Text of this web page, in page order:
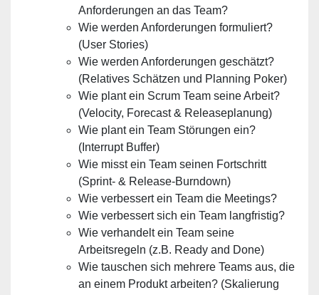
Anforderungen an das Team?
Wie werden Anforderungen formuliert?
(User Stories)
Wie werden Anforderungen geschätzt?
(Relatives Schätzen und Planning Poker)
Wie plant ein Scrum Team seine Arbeit?
(Velocity, Forecast & Releaseplanung)
Wie plant ein Team Störungen ein?
(Interrupt Buffer)
Wie misst ein Team seinen Fortschritt
(Sprint- & Release-Burndown)
Wie verbessert ein Team die Meetings?
Wie verbessert sich ein Team langfristig?
Wie verhandelt ein Team seine
Arbeitsregeln (z.B. Ready and Done)
Wie tauschen sich mehrere Teams aus, die
an einem Produkt arbeiten? (Skalierung